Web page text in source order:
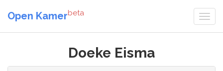
Open Kamerbeta
Doeke Eisma